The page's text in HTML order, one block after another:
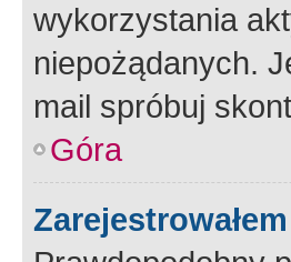
wykorzystania
niepożądanych.
mail spróbuj
Góra